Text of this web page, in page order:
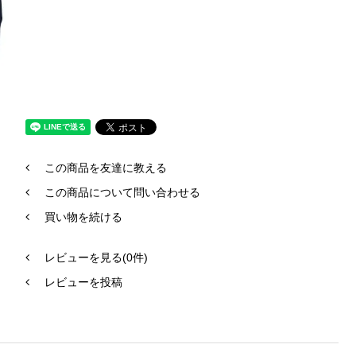
この商品を友達に教える
この商品について問い合わせる
買い物を続ける
レビューを見る(0件)
レビューを投稿